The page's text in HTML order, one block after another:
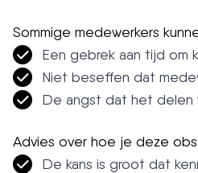
Sommige medewerkers
Een gebrek aan tijd om
Niet beseffen dat
De angst dat het delen
Advies over hoe je deze
De kans is groot dat